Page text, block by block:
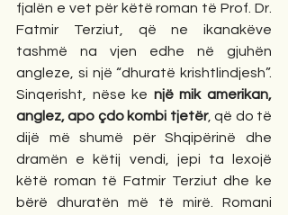
fjalën e vet për këtë roman të Prof. Dr.
Fatmir Terziut, që ne ikanakëve
tashmë na vjen edhe në gjuhën
angleze, si një “dhuratë krishtlindjesh”.
Sinqerisht, nëse ke një mik amerikan,
anglez, apo çdo kombi tjetër, që do të
dijë më shumë për Shqipërinë dhe
dramën e këtij vendi, jepi ta lexojë
këtë roman të Fatmir Terziut dhe ke
bërë dhuratën më të mirë. Romani